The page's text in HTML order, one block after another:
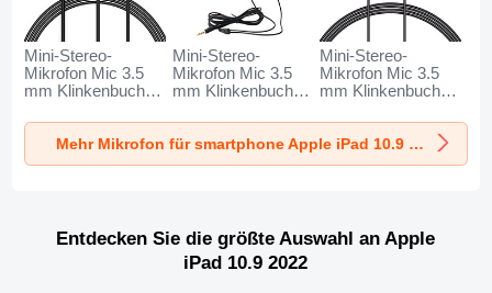
Mini-Stereo-
Mikrofon Mic 3.5
mm Klinkenbuchse
10.9 2022 Schwarz
Mini-Stereo-
Mikrofon Mic 3.5
mm Klinkenbuchse
10.9 2022 Schwarz
Mini-Stereo-
Mikrofon Mic 3.5
mm Klinkenbuchse
10.9 2022 Schwarz
Mehr Mikrofon für smartphone Apple iPad 10.9 2022
Entdecken Sie die größte Auswahl an Apple
iPad 10.9 2022